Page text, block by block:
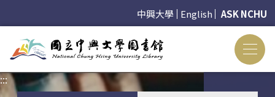
中興大學 English ASK NCHU
:::